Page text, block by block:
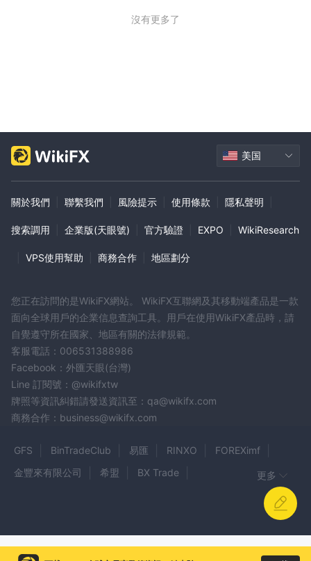
沒有更多了
美国
關於我們 聯繫我們 風險提示 使用條款 隱私聲明
搜索調用 企業版(天眼號) 官方驗證 EXPO WikiResearch
VPS使用幫助 商務合作 地區劃分
您正在訪問的是WikiFX網站。 WikiFX互聯網及其移動端產品是一款
面向全球用戶的企業信息查詢工具。用戶在使用WikiFX產品時，請
自覺遵守所在國家、地區有關的法律規範。
客服電話：006531388986
Facebook：外匯天眼(台灣)
Line 訂閱號：@wikifxtw
牌照等資訊糾錯請發送資訊至：qa@wikifx.com
商務合作：business@wikifx.com
GFS BinTradeClub 易匯 RINXO
FOREXimf
金豐來有限公司
希盟
BX Trade
Aurel BGC
SKANESTAS
DYNAMIC MARKETS
更多